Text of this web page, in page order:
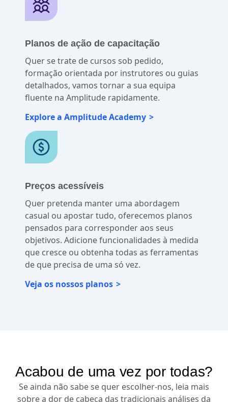
Planos de ação de capacitação
Quer se trate de cursos sob pedido,
formação orientada por instrutores ou guias
detalhados, vamos tornar a sua equipa
fluente na Amplitude rapidamente.
Explore a Amplitude Academy
Preços acessíveis
Quer pretenda manter uma abordagem
casual ou apostar tudo, oferecemos planos
pensados para corresponder aos seus
objetivos. Adicione funcionalidades à medida
que cresce ou obtenha todas as ferramentas
de que precisa de uma só vez.
Veja os nossos planos
Acabou de uma vez por todas?
Se ainda não sabe se quer escolher-nos, leia mais
sobre a dor de cabeça das tradicionais análises da